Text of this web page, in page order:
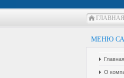
ГЛАВНАЯ
МЕНЮ
Главная
О